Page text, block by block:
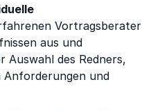
Vortragsberater
aus und
Auswahl des Redners,
und